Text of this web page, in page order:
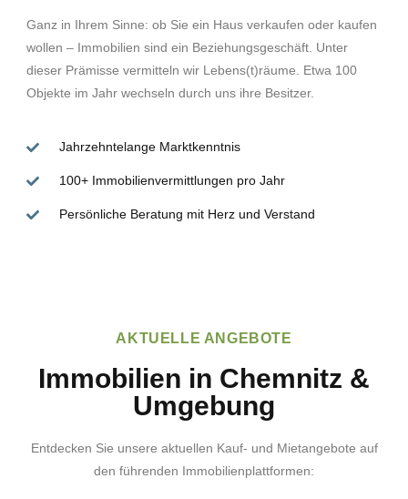
Ganz in Ihrem Sinne: ob Sie ein Haus verkaufen oder kaufen
wollen – Immobilien sind ein Beziehungsgeschäft. Unter
dieser Prämisse vermitteln wir Lebens(t)räume. Etwa 100
Objekte im Jahr wechseln durch uns ihre Besitzer.
Jahrzehntelange Marktkenntnis
100+ Immobilienvermittlungen pro Jahr
Persönliche Beratung mit Herz und Verstand
AKTUELLE ANGEBOTE
Immobilien in Chemnitz &
Umgebung
Entdecken Sie unsere aktuellen Kauf- und Mietangebote auf
den führenden Immobilienplattformen: